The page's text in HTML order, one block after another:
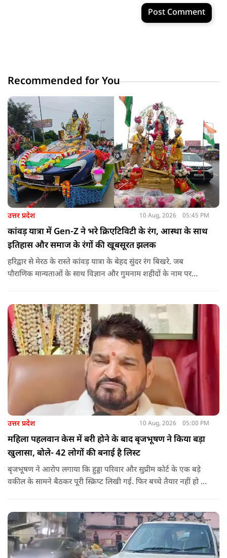
Post Comment
Recommended for You
उत्तर प्रदेश 10 Aug, 2026 05:45 PM
कांवड़ यात्रा में Gen-Z ने भरे क्रिएटिविटी के रंग, आस्था के साथ
इतिहास और समाज के रंगों की खूबसूरत झलक
हरिद्वार से मेरठ के रास्ते कांवड़ यात्रा के बेहद सुंदर रंग बिखरे. जब
पौराणिक मान्यताओं के साथ विज्ञान और गुमनाम शहीदों के नाम पर
उत्तर प्रदेश 10 Aug, 2026 05:00 PM
महिला पहलवान केस में बरी होने के बाद बृजभूषण ने किया बड़ा
खुलासा, बोले- 42 लोगों की बनाई है लिस्ट
बृजभूषण ने आरोप लगाया कि हुड्डा परिवार और सुप्रीम कोर्ट के एक बड़े
वकील के सामने बैठकर पूरी स्क्रिप्ट लिखी गई. फिर बच्चे तैयार नहीं हो रहे